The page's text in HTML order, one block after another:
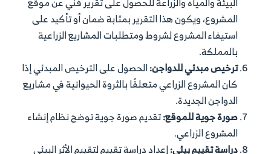
المشروع، ويكون هذا التقرير بمثابة ضمان أو تأكيد على
استيفاء المشروع لشروط ومتطلبات المشاريع الزراعية
بالمملكة.
ترخيص مبدئي للدواجن:الحصول على الترخيص المبدئي إذا
كان المشروع الزراعي متعلقًا بالثروة الحيوانية في مشاريع
الدواجن الجديدة.
صورة جوية للموقع:تقديم صورة جوية توضح نظام إنشاء
المشروع الزراعي.
دراسة تقييم بيئي:إعداد دراسة تقييم لتقييم الأثر البيئي